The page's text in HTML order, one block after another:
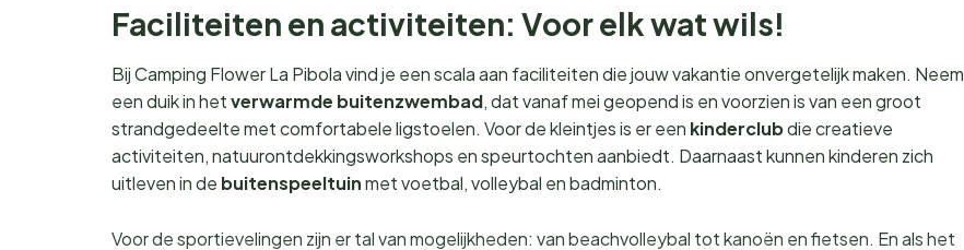
Faciliteiten en activiteiten: Voor elk wat wils!
Bij Camping Flower La Pibola vind je een scala aan faciliteiten die jouw vakantie onvergetelijk maken. Neem
een duik in hetverwarmde buitenzwembad, dat vanaf mei geopend is en voorzien is van een groot
strandgedeelte met comfortabele ligstoelen. Voor de kleintjes is er een kinderclubdie creatieve
activiteiten, natuurontdekkingsworkshops en speurtochten aanbiedt. Daarnaast kunnen kinderen zich
uitleven in de buitenspeeltuinmet voetbal, volleybal en badminton.
Voor de sportievelingen zijn er tal van mogelijkheden: van beachvolleybal tot kanoën en fietsen. En als het